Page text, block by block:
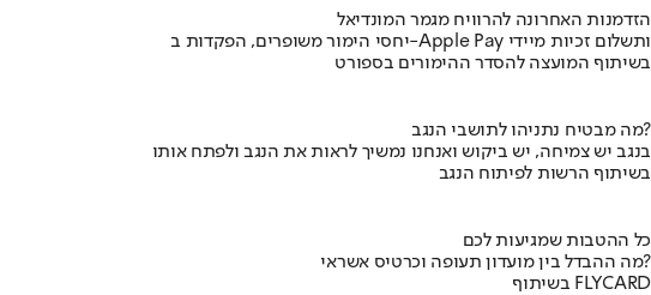
הזדמנות האחרונה להרוויח מגמר המונדיאל
יחסי הימור משופרים, הפקדות ב-Apple Pay ותשלום זכיות מיידי
בשיתוף המועצה להסדר ההימורים בספורט
מה מבטיח נתניהו לתושבי הנגב?
בנגב יש צמיחה, יש ביקוש ואנחנו נמשיך לראות את הנגב ולפתח אותו
בשיתוף הרשות לפיתוח הנגב
כל ההטבות שמגיעות לכם
מה ההבדל בין מועדון תעופה וכרטיס אשראי?
בשיתוף FLYCARD